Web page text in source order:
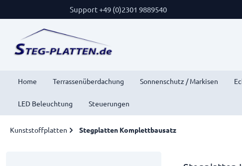
Support +49 (0)2301 9889540
Home Terrassenüberdachung Sonnenschutz / Markisen
LED Beleuchtung Steuerungen
Kunststoffplatten Stegplatten Komplettbausatz